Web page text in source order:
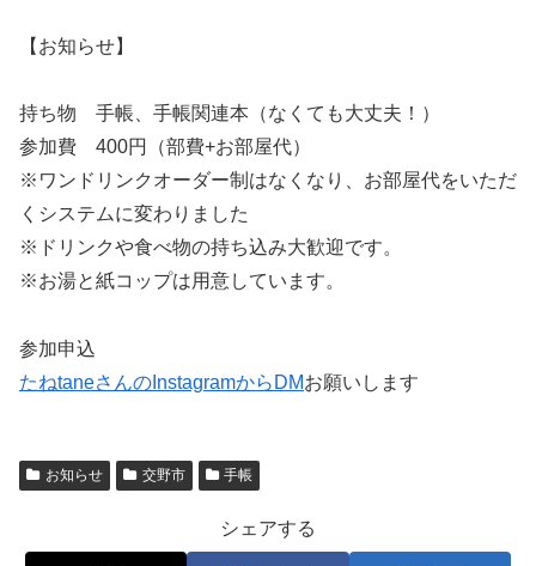
【お知らせ】
持ち物 手帳、手帳関連本（なくても大丈夫！）
参加費 400円（部費+お部屋代）
※ワンドリンクオーダー制はなくなり、お部屋代をいただ
くシステムに変わりました
※ドリンクや食べ物の持ち込み大歓迎です。
※お湯と紙コップは用意しています。
参加申込
たねtaneさんのInstagramからDMお願いします
お知らせ 交野市 手帳
シェアする